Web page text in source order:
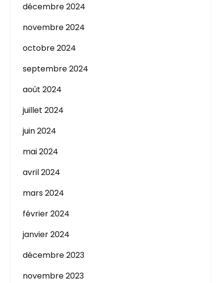
décembre 2024
novembre 2024
octobre 2024
septembre 2024
août 2024
juillet 2024
juin 2024
mai 2024
avril 2024
mars 2024
février 2024
janvier 2024
décembre 2023
novembre 2023